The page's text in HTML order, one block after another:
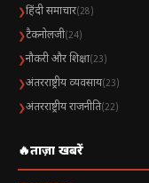
❯हिंदी समाचार(28)
❯टैकनोलजी(24)
❯नौकरी और शिक्षा(23)
❯अंतरराष्ट्रीय व्यवसाय(23)
❯अंतरराष्ट्रीय राजनीति(22)
🔥ताज़ा खबरें